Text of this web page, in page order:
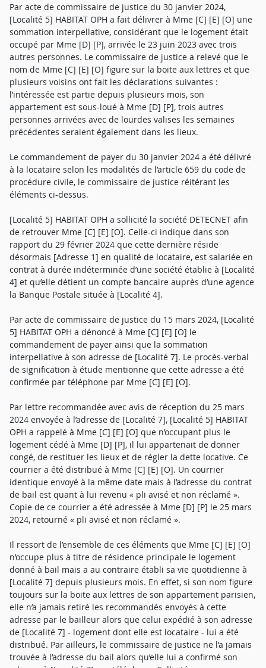
Par acte de commissaire de justice du 30 janvier 2024,
[Localité 5] HABITAT OPH a fait délivrer à Mme [C] [E] [O] une
sommation interpellative, considérant que le logement était
occupé par Mme [D] [P], arrivée le 23 juin 2023 avec trois
autres personnes. Le commissaire de justice a relevé que le
nom de Mme [C] [E] [O] figure sur la boite aux lettres et que
plusieurs voisins ont fait les déclarations suivantes :
l’intéressée est partie depuis plusieurs mois, son
appartement est sous-loué à Mme [D] [P], trois autres
personnes arrivées avec de lourdes valises les semaines
précédentes seraient également dans les lieux.
Le commandement de payer du 30 janvier 2024 a été délivré
à la locataire selon les modalités de l’article 659 du code de
procédure civile, le commissaire de justice réitérant les
éléments ci-dessus.
[Localité 5] HABITAT OPH a sollicité la société DETECNET afin
de retrouver Mme [C] [E] [O]. Celle-ci indique dans son
rapport du 29 février 2024 que cette dernière réside
désormais [Adresse 1] en qualité de locataire, est salariée en
contrat à durée indéterminée d’une société établie à [Localité
4] et qu’elle détient un compte bancaire auprès d’une agence
la Banque Postale située à [Localité 4].
Par acte de commissaire de justice du 15 mars 2024, [Localité
5] HABITAT OPH a dénoncé à Mme [C] [E] [O] le
commandement de payer ainsi que la sommation
interpellative à son adresse de [Localité 7]. Le procès-verbal
de signification à étude mentionne que cette adresse a été
confirmée par téléphone par Mme [C] [E] [O].
Par lettre recommandée avec avis de réception du 25 mars
2024 envoyée à l’adresse de [Localité 7], [Localité 5] HABITAT
OPH a rappelé à Mme [C] [E] [O] que n’occupant plus le
logement cédé à Mme [D] [P], il lui appartenait de donner
congé, de restituer les lieux et de régler la dette locative. Ce
courrier a été distribué à Mme [C] [E] [O]. Un courrier
identique envoyé à la même date mais à l’adresse du contrat
de bail est quant à lui revenu « pli avisé et non réclamé ».
Copie de ce courrier a été adressée à Mme [D] [P] le 25 mars
2024, retourné « pli avisé et non réclamé ».
Il ressort de l’ensemble de ces éléments que Mme [C] [E] [O]
n’occupe plus à titre de résidence principale le logement
donné à bail mais a au contraire établi sa vie quotidienne à
[Localité 7] depuis plusieurs mois. En effet, si son nom figure
toujours sur la boite aux lettres de son appartement parisien,
elle n’a jamais retiré les recommandés envoyés à cette
adresse par le bailleur alors que celui expédié à son adresse
de [Localité 7] - logement dont elle est locataire - lui a été
distribué. Par ailleurs, le commissaire de justice ne l’a jamais
trouvée à l’adresse du bail alors qu’elle lui a confirmé son